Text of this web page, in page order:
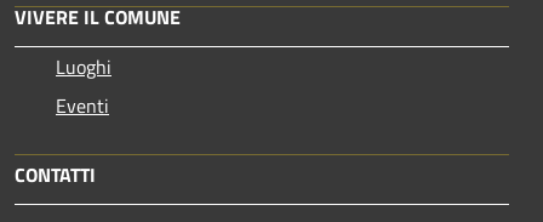
VIVERE IL COMUNE
Luoghi
Eventi
CONTATTI